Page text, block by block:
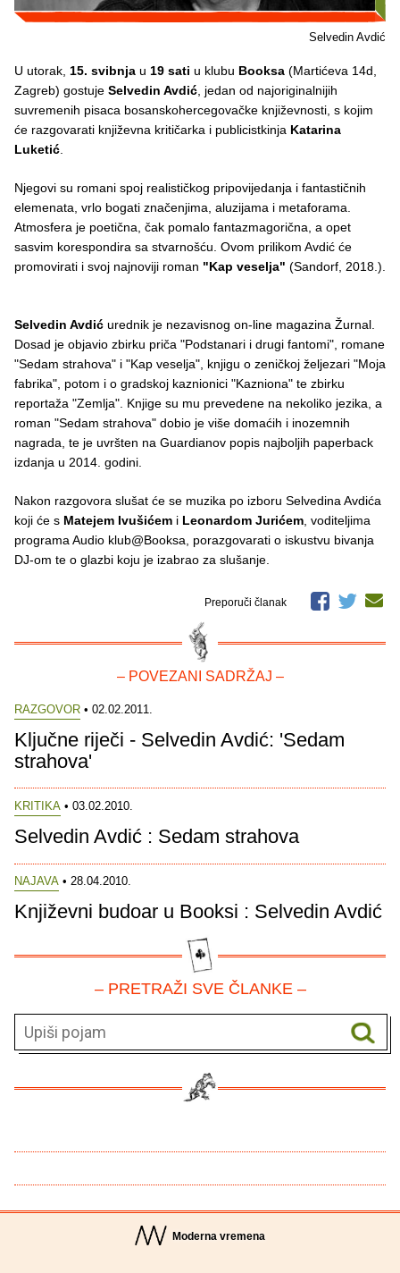
Selvedin Avdić
U utorak, 15. svibnja u 19 sati u klubu Booksa (Martićeva 14d,
Zagreb) gostuje Selvedin Avdić , jedan od najoriginalnijih
suvremenih pisaca bosanskohercegovačke književnosti, s kojim
će razgovarati književna kritičarka i publicistkinja Katarina
Luketić
Njegovi su romani spoj realističkog pripovijedanja i fantastičnih
elemenata, vrlo bogati značenjima, aluzijama i metaforama.
Atmosfera je poetična, čak pomalo fantazmagorična, a opet
sasvim korespondira sa stvarnošću. Ovom prilikom Avdić će
promovirati i svoj najnoviji roman "Kap veselja" (Sandorf, 2018.).
Selvedin Avdić urednik je nezavisnog on-line magazina Žurnal.
Dosad je objavio zbirku priča "Podstanari i drugi fantomi", romane
"Sedam strahova" i "Kap veselja", knjigu o zeničkoj željezari "Moja
fabrika", potom i o gradskoj kaznionici "Kazniona" te zbirku
reportaža "Zemlja". Knjige su mu prevedene na nekoliko jezika, a
roman "Sedam strahova" dobio je više domaćih i inozemnih
nagrada, te je uvršten na Guardianov popis najboljih paperback
izdanja u 2014. godini.
Nakon razgovora slušat će se muzika po izboru Selvedina Avdića
koji će s Matejem Ivušićem i Leonardom Jurićem , voditeljima
programa Audio klub@Booksa, porazgovarati o iskustvu bivanja
DJ-om te o glazbi koju je izabrao za slušanje.
Preporuči članak
– POVEZANI SADRŽAJ –
RAZGOVOR • 02.02.2011.
Ključne riječi - Selvedin Avdić: 'Sedam
strahova'
KRITIKA • 03.02.2010.
Selvedin Avdić : Sedam strahova
NAJAVA • 28.04.2010.
Književni budoar u Booksi : Selvedin Avdić
– PRETRAŽI SVE ČLANKE –
Moderna vremena